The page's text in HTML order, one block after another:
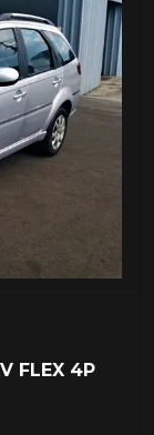
FLEX 4P